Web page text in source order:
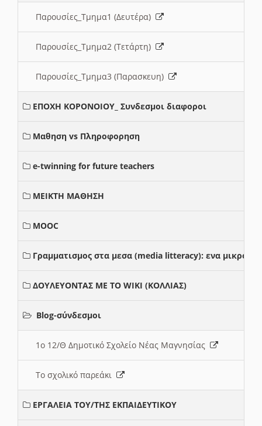
Παρουσίες_Τμημα1 (Δευτέρα)
Παρουσίες_Τμημα2 (Τετάρτη)
Παρουσίες_Τμημα3 (Παρασκευη)
ΕΠΟΧΗ ΚΟΡΟΝΟΙΟΥ_ Συνδεσμοι διαφοροι
Μαθηση vs Πληροφορηση
e-twinning for future teachers
ΜΕΙΚΤΗ ΜΑΘΗΣΗ
MOOC
Γραμματισμος στα μεσα (media litteracy): ενα μικρο
ΔΟΥΛΕΥΟΝΤΑΣ ΜΕ ΤΟ WIKI (ΚΟΛΛΙΑΣ)
Blog-σύνδεσμοι
1ο 12/Θ Δημοτικό Σχολείο Νέας Μαγνησίας
Το σχολικό παρεάκι
ΕΡΓΑΛΕΙΑ ΤΟΥ/ΤΗΣ ΕΚΠΑΙΔΕΥΤΙΚΟΥ